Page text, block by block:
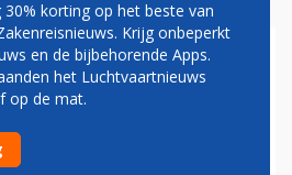
SWISS maakt eerste
korting op het beste van
Krijg onbeperkt
en de bijbehorende Apps.
het Luchtvaartnieuws
op de mat.